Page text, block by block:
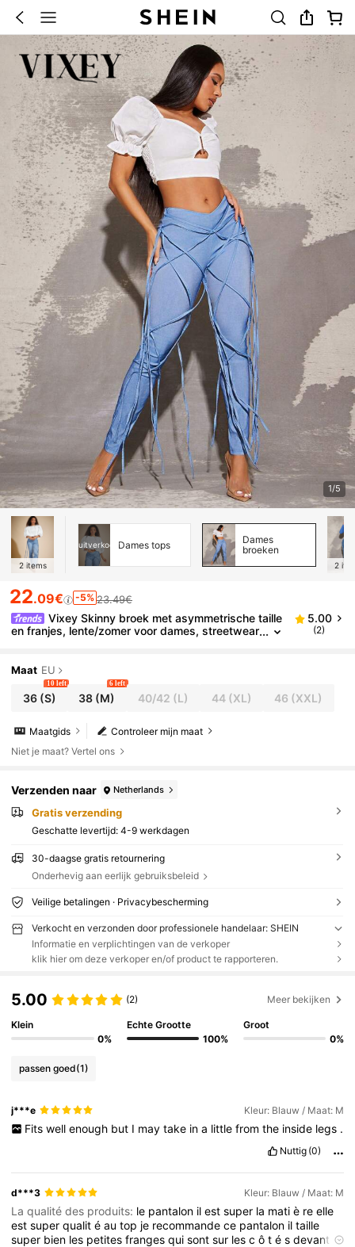
1/5
2 items
uitverkochtDames tops
Dames
broeken
2
22.09€ -5% 23.49€
Vixey Skinny broek met asymmetrische taille
en franjes, lente/zomer voor dames, streetwear
5.00
(2)
Maat EU
36(S)
10 left
38 (M)
6 left
40/42 (L) 44(XL) 46 (XXL)
Controleer mijn maat
Maatgids
Niet je maat? Vertel ons
Verzenden naar Netherlands
Gratis verzending
Geschatte levertijd: 4-9 werkdagen
30-daagse gratis retournering
Onderhevig aan eerlijk gebruiksbeleid
Veilige betalingen · Privacybescherming
Verkocht en verzonden door professionele handelaar: SHEIN
Informatie en verplichtingen van de verkoper
klik hier om deze verkoper en/of product te rapporteren.
5.00 (2) Meer bekijken
Klein
0%
Echte Grootte
100%
Groot
0%
passen goed(1)
j***e Kleur: Blauw / Maat: M
Fits well enough but I may take in a little from the inside legs .
Nuttig (0)
d***3 Kleur: Blauw / Maat: M
La qualité des produits: le pantalon ilestsuper la matiè reelle
estsuperqualitéautop je recommandece pantalon iltaille
super bien les petitesfrangesquisontsur lescôtésdevant